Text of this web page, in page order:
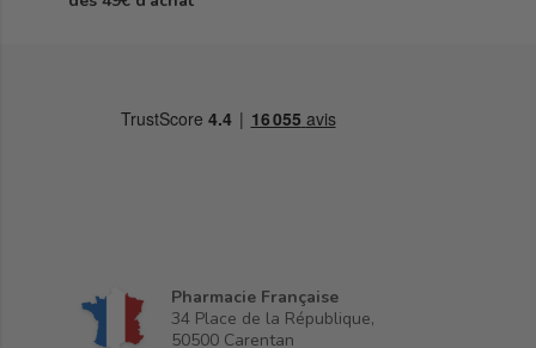
Pharmacie Française
34 Place de la République,
50500 Carentan